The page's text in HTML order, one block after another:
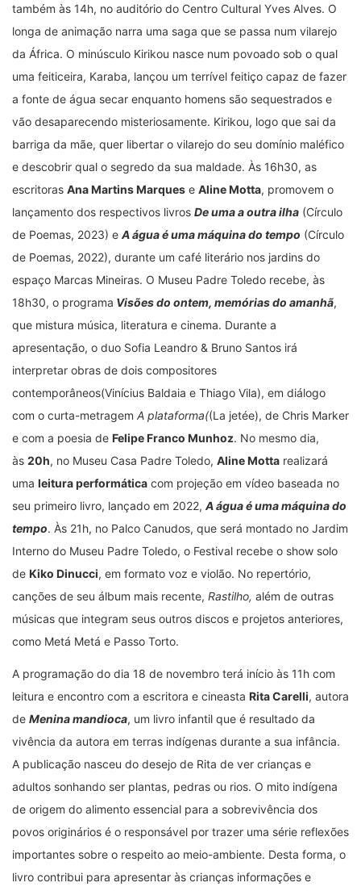
também às 14h, no auditório do Centro Cultural Yves Alves. O
longa de animação narra uma saga que se passa num vilarejo
da África. O minúsculo Kirikou nasce num povoado sob o qual
uma feiticeira, Karaba, lançou um terrível feitiço capaz de fazer
a fonte de água secar enquanto homens são sequestrados e
vão desaparecendo misteriosamente. Kirikou, logo que sai da
barriga da mãe, quer libertar o vilarejo do seu domínio maléfico
e descobrir qual o segredo da sua maldade. Às 16h30, as
escritoras Ana Martins Marques e Aline Motta, promovem o
lançamento dos respectivos livros De uma a outra ilha (Círculo
de Poemas, 2023) e A água é uma máquina do tempo (Círculo
de Poemas, 2022), durante um café literário nos jardins do
espaço Marcas Mineiras. O Museu Padre Toledo recebe, às
18h30, o programa Visões do ontem, memórias do amanhã,
que mistura música, literatura e cinema. Durante a
apresentação, o duo Sofia Leandro & Bruno Santos irá
interpretar obras de dois compositores
contemporâneos(Vinícius Baldaia e Thiago Vila), em diálogo
com o curta-metragem A plataforma((La jetée), de Chris Marker
e com a poesia de Felipe Franco Munhoz. No mesmo dia,
às 20h, no Museu Casa Padre Toledo, Aline Motta realizará
uma leitura performática com projeção em vídeo baseada no
seu primeiro livro, lançado em 2022, A água é uma máquina do
tempo. Às 21h, no Palco Canudos, que será montado no Jardim
Interno do Museu Padre Toledo, o Festival recebe o show solo
de Kiko Dinucci, em formato voz e violão. No repertório,
canções de seu álbum mais recente, Rastilho, além de outras
músicas que integram seus outros discos e projetos anteriores,
como Metá Metá e Passo Torto.
A programação do dia 18 de novembro terá início às 11h com
leitura e encontro com a escritora e cineasta Rita Carelli, autora
de Menina mandioca, um livro infantil que é resultado da
vivência da autora em terras indígenas durante a sua infância.
A publicação nasceu do desejo de Rita de ver crianças e
adultos sonhando ser plantas, pedras ou rios. O mito indígena
de origem do alimento essencial para a sobrevivência dos
povos originários é o responsável por trazer uma série reflexões
importantes sobre o respeito ao meio-ambiente. Desta forma, o
livro contribui para apresentar às crianças informações e